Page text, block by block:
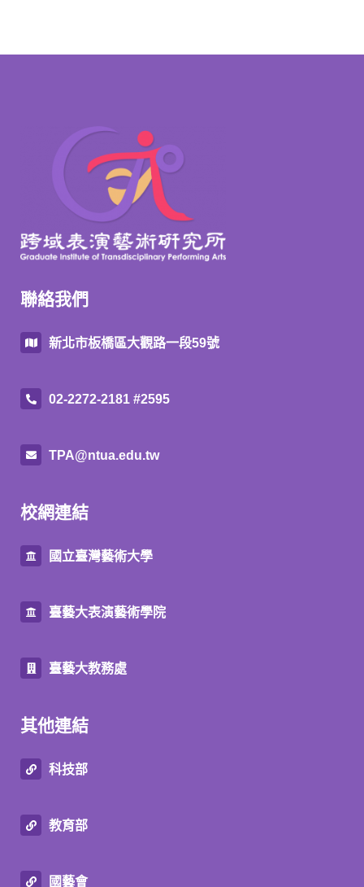
聯絡我們
新北市板橋區大觀路一段59號
02-2272-2181 #2595
TPA@ntua.edu.tw
校網連結
國立臺灣藝術大學
臺藝大表演藝術學院
臺藝大教務處
其他連結
科技部
教育部
國藝會